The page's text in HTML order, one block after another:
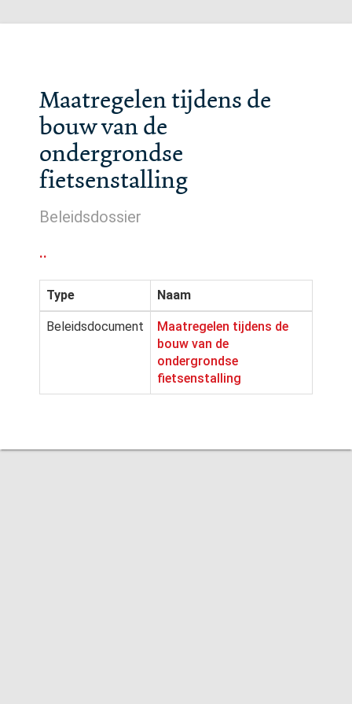
Maatregelen tijdens de
bouw van de
ondergrondse
fietsenstalling
Beleidsdossier
..
Type Naam
Beleidsdocument
Maatregelen tijdens de
bouw van de
ondergrondse
fietsenstalling